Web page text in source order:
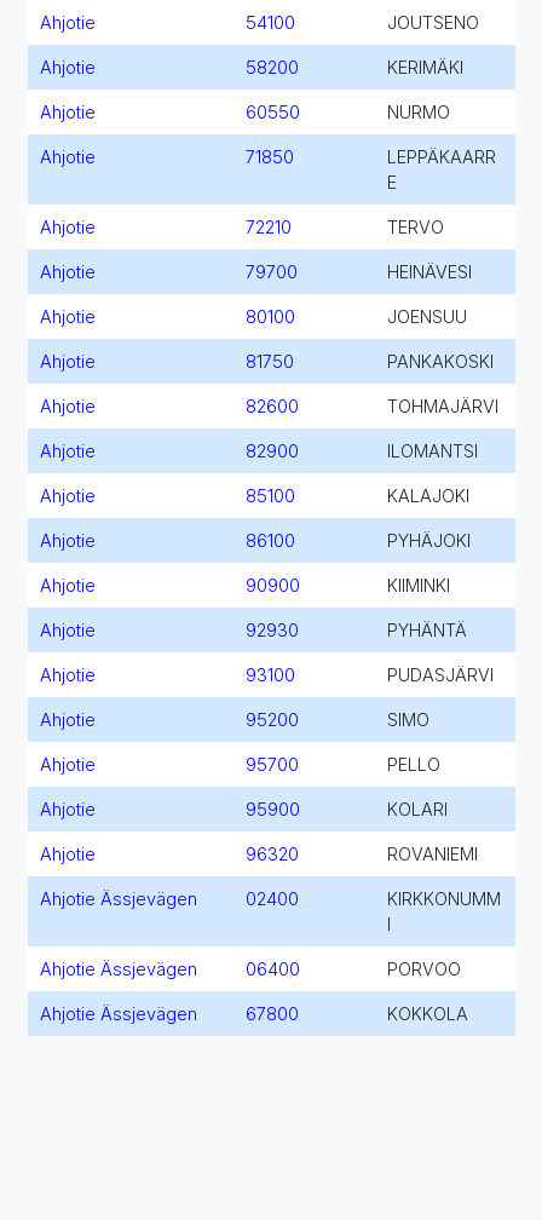
Ahjotie 54100 JOUTSENO
Ahjotie 58200 KERIMÄKI
Ahjotie 60550 NURMO
Ahjotie 71850
LEPPÄKAARR
E
Ahjotie 72210 TERVO
Ahjotie 79700 HEINÄVESI
Ahjotie 80100 JOENSUU
Ahjotie 81750 PANKAKOSKI
Ahjotie 82600 TOHMAJÄRVI
Ahjotie 82900 ILOMANTSI
Ahjotie 85100 KALAJOKI
Ahjotie 86100 PYHÄJOKI
Ahjotie 90900 KIIMINKI
Ahjotie 92930 PYHÄNTÄ
Ahjotie 93100 PUDASJÄRVI
Ahjotie 95200 SIMO
Ahjotie 95700 PELLO
Ahjotie 95900 KOLARI
Ahjotie 96320 ROVANIEMI
Ahjotie Ässjevägen 02400
KIRKKONUMM
Ahjotie Ässjevägen 06400 PORVOO
Ahjotie Ässjevägen 67800 KOKKOLA